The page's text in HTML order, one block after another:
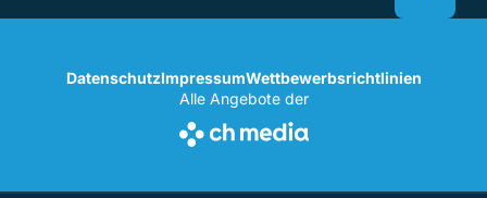
DatenschutzImpressumWettbewerbsrichtlinien
Alle Angebote der